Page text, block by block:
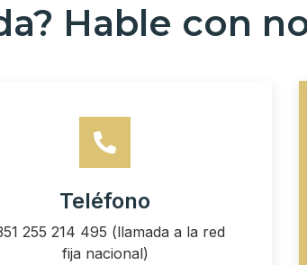
Hable con
Teléfono
255 214 495 (llamada a la red
fija nacional)